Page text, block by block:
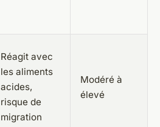
Réagit avec
les aliments
acides,
risque de
migration
Modéré à
élevé